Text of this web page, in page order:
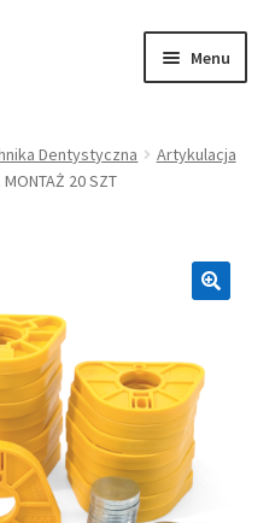
Menu
Dentystyczna
Artykulacja
MONTAŻ 20 SZT